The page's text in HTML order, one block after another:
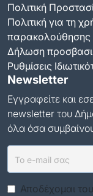
Πολιτική
Πολιτική για τη
παρακολούθησης
Δήλωση
Ρυθμίσεις
Newsletter
Εγγραφείτε και
newsletter του
όλα όσα
Αποδέχομαι